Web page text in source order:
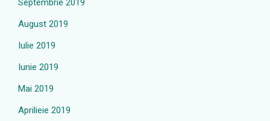
Septembrie 2019
August 2019
Iulie 2019
Iunie 2019
Mai 2019
Aprilieie 2019